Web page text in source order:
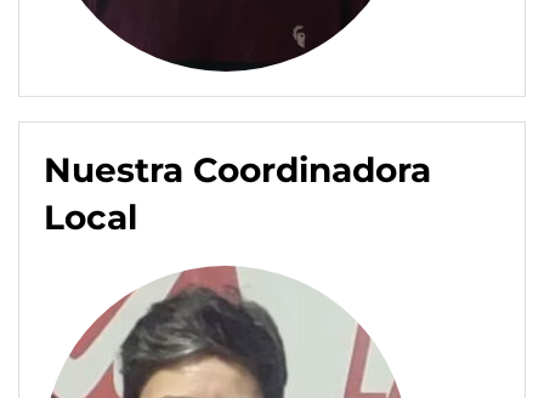
Nuestra Coordinadora
Local